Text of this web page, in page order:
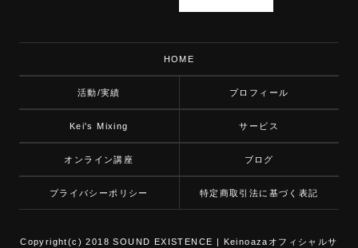
HOME
活動/実績 プロフィール
Kei's Mixing サービス
オンライン講座 ブログ
プライバシーポリシー 特定商取引法に基づく表記
Copyright(c) 2018 SOUND EXISTENCE | Keinoazaオフィシャルサ